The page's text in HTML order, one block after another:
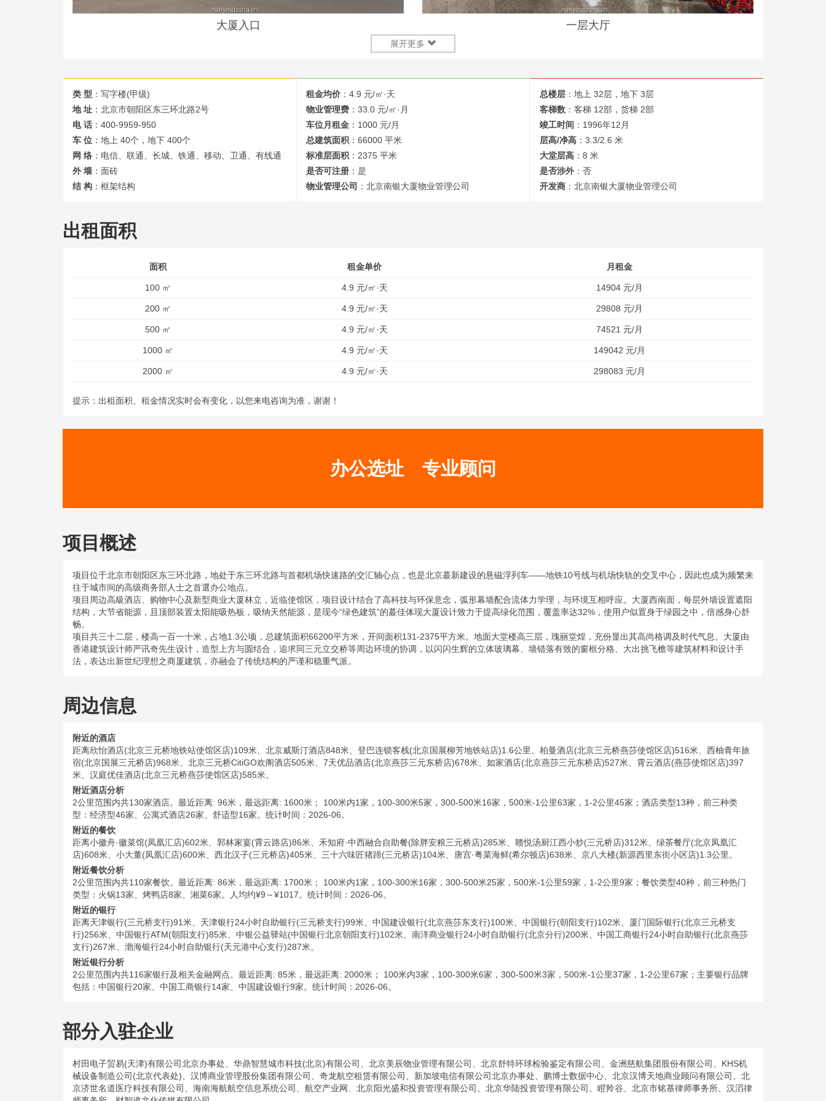
大厦入口 一层大厅
展开更多
类 型 ：写字楼(甲级)
地 址 ：北京市朝阳区东三环北路2号
电 话 ：400-9959-950
车 位 ：地上 40个，地下 400个
网 络 ：电信、联通、长城、铁通、移动、卫通、有线通
外 墙 ：面砖
结 构 ：框架结构
租金均价 ：4.9 元/㎡·天
物业管理费 ：33.0 元/㎡·月
车位月租金 ：1000 元/月
总建筑面积 ：66000 平米
标准层面积 ：2375 平米
是否可注册 ：是
物业管理公司 ：北京南银大厦物业管理公司
总楼层 ：地上 32层，地下 3层
客梯数 ：客梯 12部，货梯 2部
竣工时间 ：1996年12月
层高/净高 ：3.3/2.6 米
大堂层高 ：8 米
是否涉外：否
开发商 ：北京南银大厦物业管理公司
出租面积
面积 租金单价 月租金
100 ㎡ 4.9 元/㎡·天 14904 元/月
200 ㎡ 4.9 元/㎡·天 29808 元/月
500 ㎡ 4.9 元/㎡·天 74521 元/月
1000 ㎡ 4.9 元/㎡·天 149042 元/月
2000 ㎡ 4.9 元/㎡·天 298083 元/月
提示：出租面积、租金情况实时会有变化，以您来电咨询为准，谢谢！
办公选址 专业顾问
项目概述
项目位于北京市朝阳区东三环北路，地处于东三环北路与首都机场快速路的交汇轴心点，也是北京蕞新建设的悬磁浮列车――地铁10号线与机场快轨的交叉中心，因此也成为频繁来
往于城市间的高级商务部人士之首選办公地点。
项目周边高級酒店、购物中心及新型商业大厦林立，近临使馆区，项目设计结合了高科技与环保意念，弧形幕墙配合流体力学理，与环境互相呼应。大厦西南面，每层外墙设置遮阳
结构，大节省能源，且顶部装置太阳能吸热板，吸纳天然能源，是现今“绿色建筑”的蕞佳体现大厦设计致力于提高绿化范围，覆盖率达32%，使用户似置身于绿园之中，倍感身心舒
畅。
项目共三十二层，楼高一百一十米，占地1.3公顷，总建筑面积66200平方米，开间面积131-2375平方米。地面大堂楼高三层，瑰丽堂煌，充份显出其高尚格调及时代气息。大厦由
香港建筑设计师严讯奇先生设计，造型上方与圆结合，追求同三元立交桥等周边环境的协调，以闪闪生辉的立体玻璃幕、墙错落有致的窗框分格、大出挑飞檐等建筑材料和设计手
法，表达出新世纪理想之商厦建筑，亦融会了传统结构的严谨和稳重气派。
周边信息
附近的酒店
距离欣怡酒店(北京三元桥地铁站使馆区店)109米、北京威斯汀酒店848米、登巴连锁客栈(北京国展柳芳地铁站店)1.6公里、柏曼酒店(北京三元桥燕莎使馆区店)516米、西柚青年旅
宿(北京国展三元桥店)968米、北京三元桥CitiGO欢阁酒店505米、7天优品酒店(北京燕莎三元东桥店)678米、如家酒店(北京燕莎三元东桥店)527米、霄云酒店(燕莎使馆区店)397
米、汉庭优佳酒店(北京三元桥燕莎使馆区店)585米。
附近酒店分析
2公里范围内共130家酒店。最近距离: 96米，最远距离: 1600米； 100米内1家，100-300米5家，300-500米16家，500米-1公里63家，1-2公里45家；酒店类型13种，前三种类
型：经济型46家、公寓式酒店26家、舒适型16家。统计时间：2026-06。
附近的餐饮
距离小徽舟·徽菜馆(凤凰汇店)602米、郭林家宴(霄云路店)86米、禾知府·中西融合自助餐(除胖安粮三元桥店)285米、赣悦汤厨江西小炒(三元桥店)312米、绿茶餐厅(北京凤凰汇
店)608米、小大董(凤凰汇店)600米、西北汉子(三元桥店)405米、三十六味匠猪蹄(三元桥店)104米、唐宫·粤菜海鲜(希尔顿店)638米、京八大楼(新源西里东街小区店)1.3公里。
附近餐饮分析
2公里范围内共110家餐饮。最近距离: 86米，最远距离: 1700米； 100米内1家，100-300米16家，300-500米25家，500米-1公里59家，1-2公里9家；餐饮类型40种，前三种热门
类型：火锅13家、烤鸭店8家、湘菜6家。人均约¥9～¥1017。统计时间：2026-06。
附近的银行
距离天津银行(三元桥支行)91米、天津银行24小时自助银行(三元桥支行)99米、中国建设银行(北京燕莎东支行)100米、中国银行(朝阳支行)102米、厦门国际银行(北京三元桥支
行)256米、中国银行ATM(朝阳支行)85米、中银公益驿站(中国银行北京朝阳支行)102米、南洋商业银行24小时自助银行(北京分行)200米、中国工商银行24小时自助银行(北京燕莎
支行)267米、渤海银行24小时自助银行(天元港中心支行)287米。
附近银行分析
2公里范围内共116家银行及相关金融网点。最近距离: 85米，最远距离: 2000米； 100米内3家，100-300米6家，300-500米3家，500米-1公里37家，1-2公里67家；主要银行品牌
包括：中国银行20家、中国工商银行14家、中国建设银行9家。统计时间：2026-06。
部分入驻企业
村田电子贸易(天津)有限公司北京办事处、华鼎智慧城市科技(北京)有限公司、北京美辰物业管理有限公司、北京舒特环球检验鉴定有限公司、金洲慈航集团股份有限公司、KHS机
械设备制造公司(北京代表处)、汉博商业管理股份集团有限公司、奇龙航空租赁有限公司、新加坡电信有限公司北京办事处、鹏博士数据中心、北京汉博天地商业顾问有限公司、北
京济世名道医疗科技有限公司、海南海航航空信息系统公司、航空产业网、北京阳光盛和投资管理有限公司、北京华陆投资管理有限公司、瞪羚谷、北京市铭基律师事务所、汉滔律